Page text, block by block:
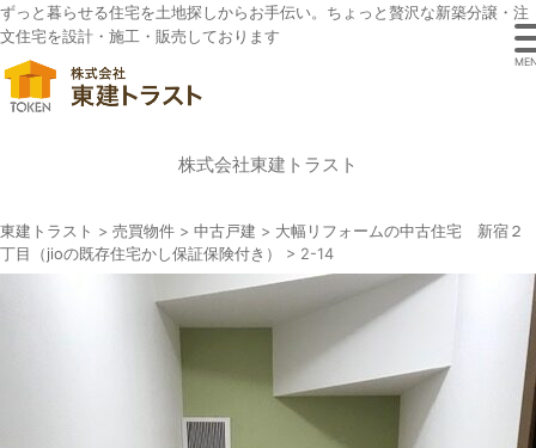
ずっと暮らせる住宅を土地探しからお手伝い。ちょっと贅沢な新築分譲・注
文住宅を設計・施工・販売しております
株式会社東建トラスト
東建トラスト > 売買物件 > 中古戸建 > 大幅リフォームの中古住宅 新宿２
丁目（jioの既存住宅かし保証保険付き）
> 2-14